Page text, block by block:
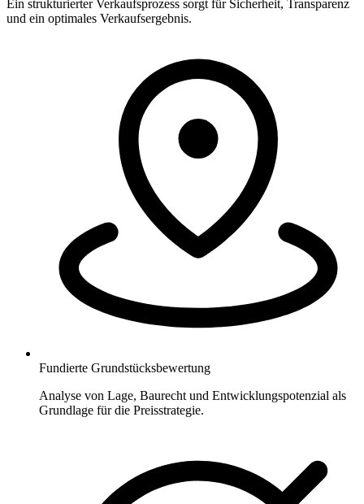
Ein strukturierter Verkaufsprozess sorgt für Sicherheit, Transparenz
und ein optimales Verkaufsergebnis.
Fundierte Grundstücksbewertung
Analyse von Lage, Baurecht und Entwicklungspotenzial als
Grundlage für die Preisstrategie.